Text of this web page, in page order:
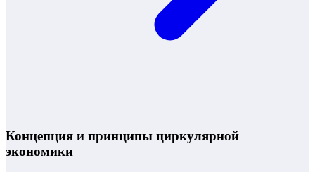
Концепция и принципы циркулярной
экономики